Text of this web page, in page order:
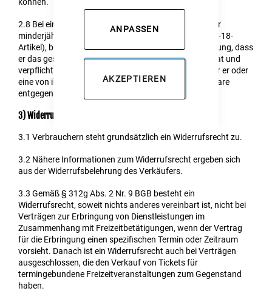
AKZEPTIEREN
ANPASSEN
2.8 Bei einer Bestellung von Datenträgern, die nicht für
minderjährige Personen geeignet sind (FSK- bzw. USK-18-
Artikel), bestätigt der Kunde mit Absenden der Bestellung, dass
er das gesetzlich erforderliche Mindestalter erreicht hat und
verpflichtet sich dafür Sorge zu tragen, dass entweder er oder
eine von ihm bevollmächtigte volljährige Person die Ware
entgegen nehmen darf.
3) Widerrufsrecht
3.1 Verbrauchern steht grundsätzlich ein Widerrufsrecht zu.
3.2 Nähere Informationen zum Widerrufsrecht ergeben sich
aus der Widerrufsbelehrung des Verkäufers.
3.3 Gemäß § 312g Abs. 2 Nr. 9 BGB besteht ein
Widerrufsrecht, soweit nichts anderes vereinbart ist, nicht bei
Verträgen zur Erbringung von Dienstleistungen im
Zusammenhang mit Freizeitbetätigungen, wenn der Vertrag
für die Erbringung einen spezifischen Termin oder Zeitraum
vorsieht. Danach ist ein Widerrufsrecht auch bei Verträgen
ausgeschlossen, die den Verkauf von Tickets für
termingebundene Freizeitveranstaltungen zum Gegenstand
haben.